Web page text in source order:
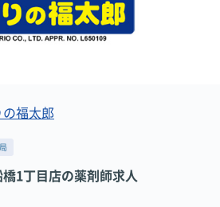
福太郎
1丁目店の薬剤師求人